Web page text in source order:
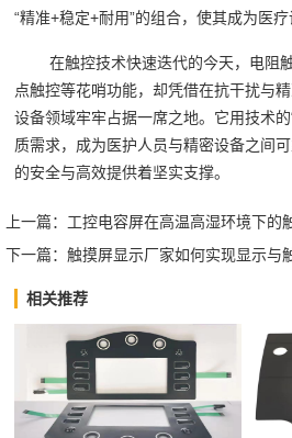
“精准+稳定+耐用”的组合，使其成为医疗
在触控技术快速迭代的今天，电阻
点触控等花哨功能，却凭借在抗干扰与
设备领域牢牢占据一席之地。它用技术
质需求，成为医护人员与精密设备之间
的安全与高效提供着坚实支撑。‍
上一篇： 工控电容屏在高温高湿环境下的
下一篇： 触摸屏显示厂家如何实现显示与
相关推荐